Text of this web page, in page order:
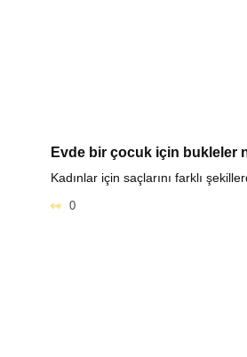
Evde bir çocuk için bukleler
Kadınlar için saçlarını farklı
0